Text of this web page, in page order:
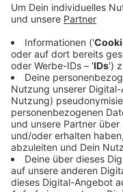
Bürgermeister
wird die Flagge
Gerichtshof in Den
Rechtsgutachten
Völkerrecht
oder auch nur
Veröffentlicht:
Anzeige